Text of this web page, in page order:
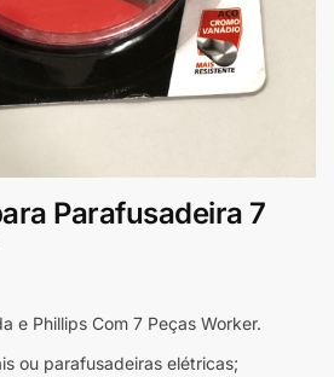
Parafusadeira 7
e Phillips Com 7 Peças Worker.
ou parafusadeiras elétricas;